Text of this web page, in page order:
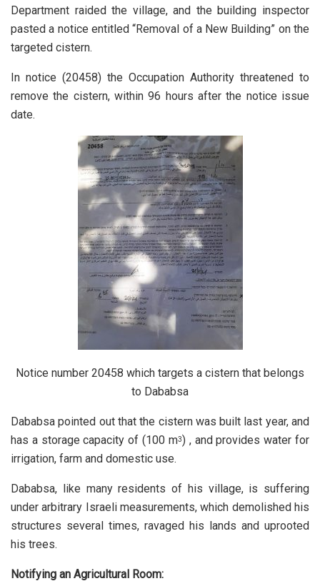
Department raided the village, and the building inspector
pasted a notice entitled “Removal of a New Building” on the
targeted cistern.
In notice (20458) the Occupation Authority threatened to
remove the cistern, within 96 hours after the notice issue
date.
Notice number 20458 which targets a cistern that belongs
to Dababsa
Dababsa pointed out that the cistern was built last year, and
has a storage capacity of (100 m3) , and provides water for
irrigation, farm and domestic use.
Dababsa, like many residents of his village, is suffering
under arbitrary Israeli measurements, which demolished his
structures several times, ravaged his lands and uprooted
his trees.
Notifying an Agricultural Room: